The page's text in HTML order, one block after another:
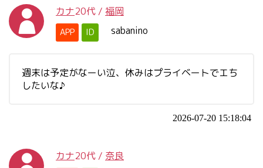
カナ20代 / 福岡
APP ID sabanino
週末は予定がなーい泣、休みはプライベートでエち
したいな♪
2026-07-20 15:18:04
カナ20代 / 奈良